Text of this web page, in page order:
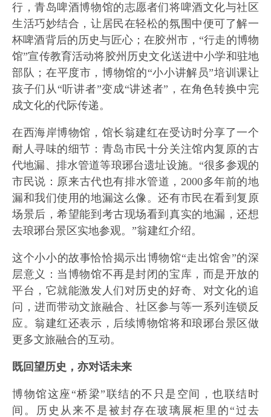
行，青岛啤酒博物馆的志愿者们将啤酒文化与社区
生活巧妙结合，让居民在轻松的氛围中便可了解一
杯啤酒背后的历史与匠心；在胶州市，“行走的博物
馆”宣传教育活动将胶州历史文化送进中小学和驻地
部队；在平度市，博物馆的“小小讲解员”培训课让
孩子们从“听讲者”变成“讲述者”，在角色转换中完
成文化的代际传递。
在西海岸博物馆，馆长翁建红在受访时分享了一个
耐人寻味的细节：青岛市民十分关注馆内复原的古
代地漏、排水管道等琅琊台遗址设施。“很多参观的
市民说：原来古代也有排水管道，2000多年前的地
漏和我们使用的地漏这么像。还有市民在看到复原
场景后，希望能到考古现场看到真实的地漏，还想
去琅琊台景区实地参观。”翁建红介绍。
这个小小的故事恰恰揭示出博物馆“走出馆舍”的深
层意义：当博物馆不再是封闭的宝库，而是开放的
平台，它就能激发人们对历史的好奇、对文化的追
问，进而带动文旅融合、社区参与等一系列连锁反
应。翁建红还表示，后续博物馆将和琅琊台景区做
更多文旅融合的互动。
既回望历史，亦对话未来
博物馆这座“桥梁”联结的不只是空间，也联结时
间。历史从来不是被封存在玻璃展柜里的“过去